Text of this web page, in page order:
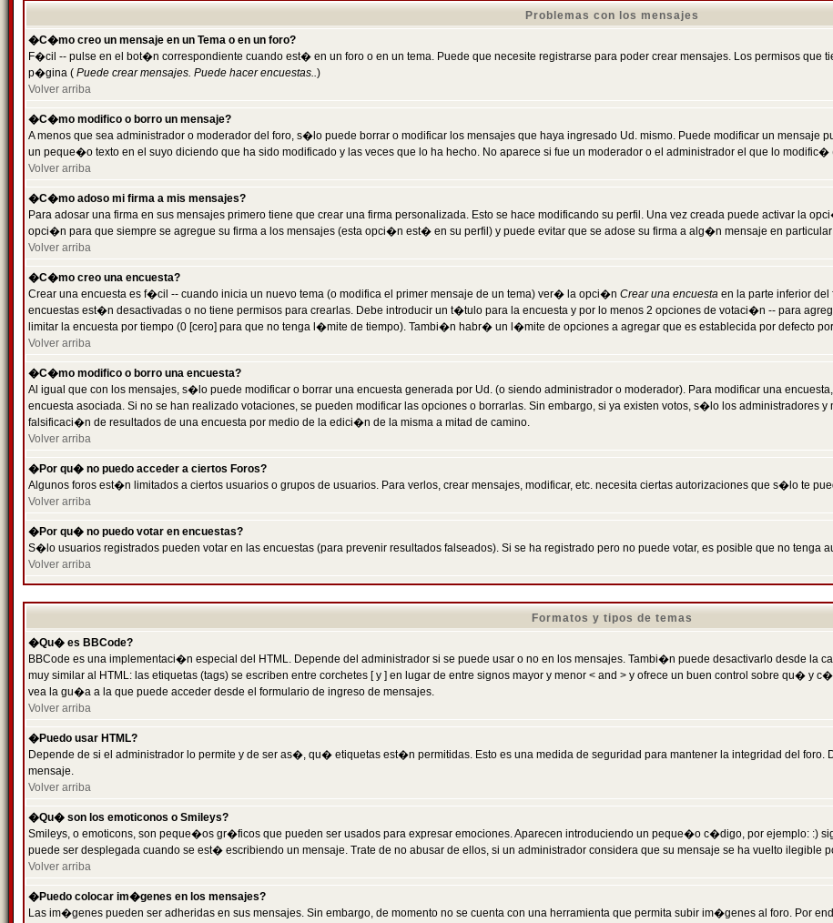
Problemas con los mensajes
�C�mo creo un mensaje en un Tema o en un foro?
F�cil -- pulse en el bot�n correspondiente cuando est� en un foro o en un tema. Puede que necesite registrarse para poder crear mensajes. Los permisos que
p�gina ( Puede crear mensajes. Puede hacer encuestas..)
Volver arriba
�C�mo modifico o borro un mensaje?
A menos que sea administrador o moderador del foro, s�lo puede borrar o modificar los mensajes que haya ingresado Ud. mismo. Puede modificar un mensaje
un peque�o texto en el suyo diciendo que ha sido modificado y las veces que lo ha hecho. No aparece si fue un moderador o el administrador el que lo
Volver arriba
�C�mo adoso mi firma a mis mensajes?
Para adosar una firma en sus mensajes primero tiene que crear una firma personalizada. Esto se hace modificando su perfil. Una vez creada puede activar la
opci�n para que siempre se agregue su firma a los mensajes (esta opci�n est� en su perfil) y puede evitar que se adose su firma a alg�n mensaje en
Volver arriba
�C�mo creo una encuesta?
Crear una encuesta es f�cil -- cuando inicia un nuevo tema (o modifica el primer mensaje de un tema) ver� la opci�n Crear una encuesta en la parte inferior
encuestas est�n desactivadas o no tiene permisos para crearlas. Debe introducir un t�tulo para la encuesta y por lo menos 2 opciones de votaci�n -- para
limitar la encuesta por tiempo (0 [cero] para que no tenga l�mite de tiempo). Tambi�n habr� un l�mite de opciones a agregar que es establecida por defecto
Volver arriba
�C�mo modifico o borro una encuesta?
Al igual que con los mensajes, s�lo puede modificar o borrar una encuesta generada por Ud. (o siendo administrador o moderador). Para modificar una
encuesta asociada. Si no se han realizado votaciones, se pueden modificar las opciones o borrarlas. Sin embargo, si ya existen votos, s�lo los administradores
falsificaci�n de resultados de una encuesta por medio de la edici�n de la misma a mitad de camino.
Volver arriba
�Por qu� no puedo acceder a ciertos Foros?
Algunos foros est�n limitados a ciertos usuarios o grupos de usuarios. Para verlos, crear mensajes, modificar, etc. necesita ciertas autorizaciones que s�lo te
Volver arriba
�Por qu� no puedo votar en encuestas?
S�lo usuarios registrados pueden votar en las encuestas (para prevenir resultados falseados). Si se ha registrado pero no puede votar, es posible que no tenga
Volver arriba
Formatos y tipos de temas
�Qu� es BBCode?
BBCode es una implementaci�n especial del HTML. Depende del administrador si se puede usar o no en los mensajes. Tambi�n puede desactivarlo desde la
muy similar al HTML: las etiquetas (tags) se escriben entre corchetes [ y ] en lugar de entre signos mayor y menor < and > y ofrece un buen control sobre qu� y
vea la gu�a a la que puede acceder desde el formulario de ingreso de mensajes.
Volver arriba
�Puedo usar HTML?
Depende de si el administrador lo permite y de ser as�, qu� etiquetas est�n permitidas. Esto es una medida de seguridad para mantener la integridad del foro.
mensaje.
Volver arriba
�Qu� son los emoticonos o Smileys?
Smileys, o emoticons, son peque�os gr�ficos que pueden ser usados para expresar emociones. Aparecen introduciendo un peque�o c�digo, por ejemplo: :)
puede ser desplegada cuando se est� escribiendo un mensaje. Trate de no abusar de ellos, si un administrador considera que su mensaje se ha vuelto ilegible
Volver arriba
�Puedo colocar im�genes en los mensajes?
Las im�genes pueden ser adheridas en sus mensajes. Sin embargo, de momento no se cuenta con una herramienta que permita subir im�genes al foro. Por